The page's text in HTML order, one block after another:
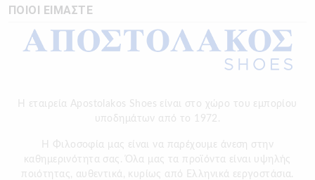
ΠΟΙΟΙ ΕΙΜΑΣΤΕ
Η εταιρεία Apostolakos Shoes είναι στο χώρο του εμπορίου
υποδημάτων από το 1972.
H Φιλοσοφία μας είναι να παρέχουμε άνεση στην
καθημερινότητα σας. Όλα μας τα προϊόντα είναι υψηλής
ποιότητας, αυθεντικά, κυρίως από Ελληνικά εεργοστάσια.